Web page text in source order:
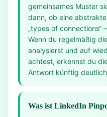
gemeinsames Muster
dann, ob eine
„types of connections“
Wenn du regelmäßig
analysierst und auf
achtest, erkennst du
Antwort künftig
Was ist LinkedIn